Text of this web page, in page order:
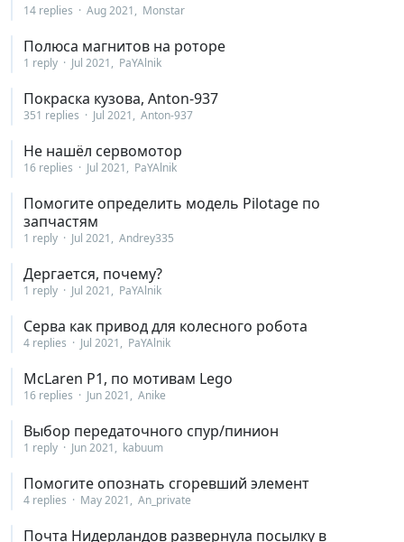
14 replies Aug 2021 Monstar
Полюса магнитов на роторе
1 reply Jul 2021 PaYAlnik
Покраска кузова, Anton-937
351 replies Jul 2021 Anton-937
Не нашёл сервомотор
16 replies Jul 2021 PaYAlnik
Помогите определить модель Pilotage по
запчастям
1 reply Jul 2021 Andrey335
Дергается, почему?
1 reply Jul 2021 PaYAlnik
Серва как привод для колесного робота
4 replies Jul 2021 PaYAlnik
McLaren P1, по мотивам Lego
16 replies Jun 2021 Anike
Выбор передаточного спур/пинион
1 reply Jun 2021 kabuum
Помогите опознать сгоревший элемент
4 replies May 2021 An_private
Почта Нидерландов развернула посылку в